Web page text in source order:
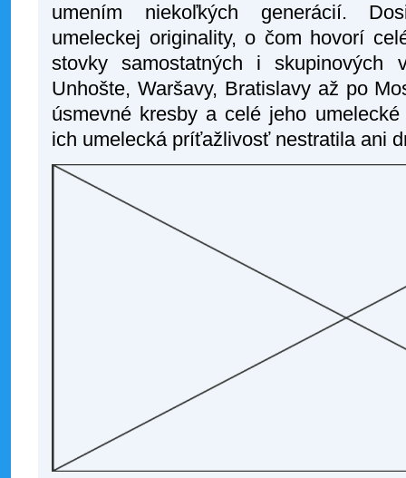
umením niekoľkých generácií.
umeleckej originality, o čom hovorí
stovky samostatných i skupinových
Unhošte, Waršavy, Bratislavy až po
úsmevné kresby a celé jeho
ich umelecká príťažlivosť nestratila ani